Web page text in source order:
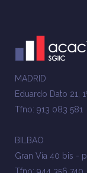
MADRID
Eduardo Dato 21,
Tfno: 913 083 581
BILBAO
Gran Vía 40 bis -